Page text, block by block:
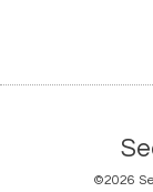
©2026